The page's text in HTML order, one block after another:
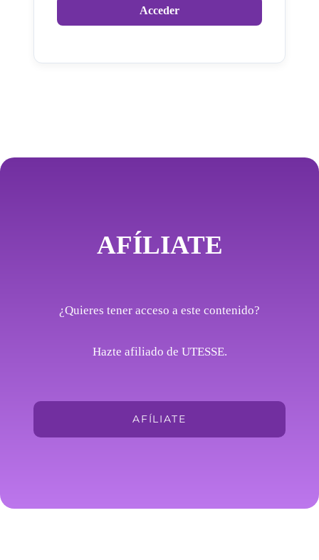
AFÍLIATE
¿Quieres tener acceso a este contenido?
Hazte afiliado de UTESSE.
AFÍLIATE